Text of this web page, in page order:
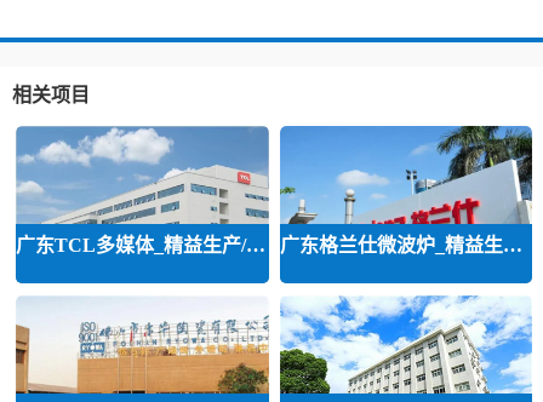
相关项目
广东TCL多媒体_精益生产/精益品质/ 广东格兰仕微波炉_精益生产等咨询